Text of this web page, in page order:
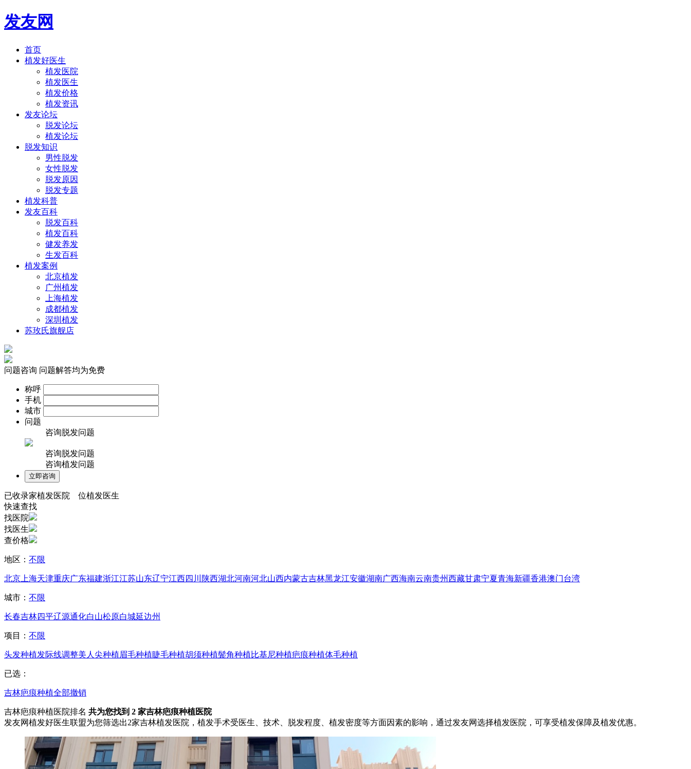
发友网
首页
植发好医生
植发医院
植发医生
植发价格
植发资讯
发友论坛
脱发论坛
植发论坛
脱发知识
男性脱发
女性脱发
脱发原因
脱发专题
植发科普
发友百科
脱发百科
植发百科
健发养发
生发百科
植发案例
北京植发
广州植发
上海植发
成都植发
深圳植发
苏玫氏旗舰店
问题咨询 问题解答均为免费
称呼
手机
城市
问题
咨询脱发问题
咨询脱发问题
咨询植发问题
已收录家植发医院 位植发医生
快速查找
找医院
找医生
查价格
地区： 不限
北京 上海天津重庆广东福建浙江江苏山东辽宁江西四川 陕西湖北河南河北山西内蒙古吉林黑龙江安徽湖南广西海南云南贵州西藏甘肃宁夏青海新疆香港澳门台湾
城市： 不限
长春吉林四平辽源通化白山松原白城延边州
项目： 不限
头发种植发际线调整美人尖种植眉毛种植睫毛种植胡须种植鬓角种植比基尼种植疤痕种植体毛种植
已选：
吉林疤痕种植全部撤销
吉林疤痕种植医院排名 共为您找到 2 家吉林疤痕种植医院
发友网植发好医生联盟为您筛选出2家吉林植发医院，植发手术受医生、技术、脱发程度、植发密度等方面因素的影响，通过发友网选择植发医院，可享受植发保障及植发优惠。